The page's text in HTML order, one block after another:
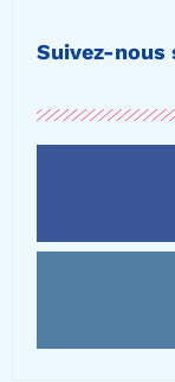
Suivez-nous